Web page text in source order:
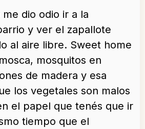
dio odio ir a la
y ver el zapallote
al aire libre. Sweet home
mosquitos en
de madera y esa
los vegetales son malos
el papel que tenés que ir
tiempo que el